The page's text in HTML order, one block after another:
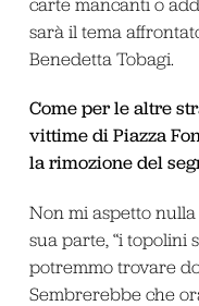
carte mancanti o
sarà il tema
Benedetta Tobagi.
Come per le altre
vittime di Piazza
la rimozione del
Non mi aspetto
sua parte, “i topolini
potremmo trovare
Sembrerebbe che